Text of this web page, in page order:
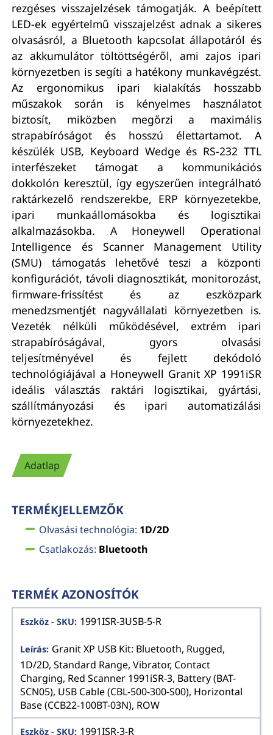
rezgéses visszajelzések támogatják. A beépített
LED-ek egyértelmű visszajelzést adnak a sikeres
olvasásról, a Bluetooth kapcsolat állapotáról és
az akkumulátor töltöttségéről, ami zajos ipari
környezetben is segíti a hatékony munkavégzést.
Az ergonomikus ipari kialakítás hosszabb
műszakok során is kényelmes használatot
biztosít, miközben megőrzi a maximális
strapabíróságot és hosszú élettartamot. A
készülék USB, Keyboard Wedge és RS-232 TTL
interfészeket támogat a kommunikációs
dokkolón keresztül, így egyszerűen integrálható
raktárkezelő rendszerekbe, ERP környezetekbe,
ipari munkaállomásokba és logisztikai
alkalmazásokba. A Honeywell Operational
Intelligence és Scanner Management Utility
(SMU) támogatás lehetővé teszi a központi
konfigurációt, távoli diagnosztikát, monitorozást,
firmware-frissítést és az eszközpark
menedzsmentjét nagyvállalati környezetben is.
Vezeték nélküli működésével, extrém ipari
strapabíróságával, gyors olvasási
teljesítményével és fejlett dekódoló
technológiájával a Honeywell Granit XP 1991iSR
ideális választás raktári logisztikai, gyártási,
szállítmányozási és ipari automatizálási
környezetekhez.
Adatlap
TERMÉKJELLEMZŐK
Olvasási technológia: 1D/2D
Csatlakozás: Bluetooth
TERMÉK AZONOSÍTÓK
1991ISR-3USB-5-R
Granit XP USB Kit: Bluetooth, Rugged,
1D/2D, Standard Range, Vibrator, Contact
Charging, Red Scanner 1991iSR-3, Battery (BAT-
SCN05), USB Cable (CBL-500-300-S00), Horizontal
Base (CCB22-100BT-03N), ROW
1991ISR-3-R